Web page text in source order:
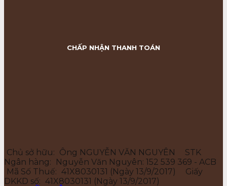
CHẤP NHẬN THANH TOÁN
Chủ sở hữu: Ông NGUYỄN VĂN NGUYÊN
STK
Ngân hàng:
Nguyễn Văn Nguyên: 152 539 369 - ACB
Mã Số Thuế: 41X8030131 (Ngày 13/9/2017)
Giấy
DKKD số: 41X8030131 (Ngày 13/9/2017)